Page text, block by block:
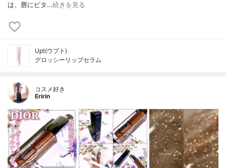
は、唇にピタ…続きを見る
Upt(ウプト)
グロッシーリップセラム
コスメ好き
Eririn